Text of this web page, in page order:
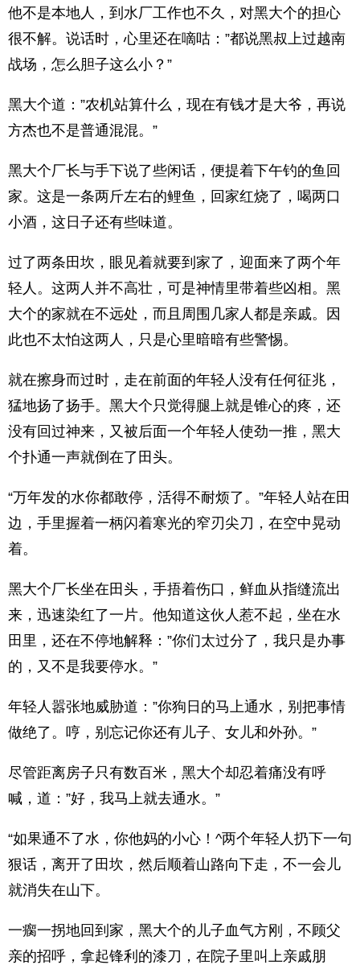
他不是本地人，到水厂工作也不久，对黑大个的担心
很不解。说话时，心里还在嘀咕：”都说黑叔上过越南
战场，怎么胆子这么小？”
黑大个道：”农机站算什么，现在有钱才是大爷，再说
方杰也不是普通混混。”
黑大个厂长与手下说了些闲话，便提着下午钓的鱼回
家。这是一条两斤左右的鲤鱼，回家红烧了，喝两口
小酒，这日子还有些味道。
过了两条田坎，眼见着就要到家了，迎面来了两个年
轻人。这两人并不高壮，可是神情里带着些凶相。黑
大个的家就在不远处，而且周围几家人都是亲戚。因
此也不太怕这两人，只是心里暗暗有些警惕。
就在擦身而过时，走在前面的年轻人没有任何征兆，
猛地扬了扬手。黑大个只觉得腿上就是锥心的疼，还
没有回过神来，又被后面一个年轻人使劲一推，黑大
个扑通一声就倒在了田头。
“万年发的水你都敢停，活得不耐烦了。”年轻人站在田
边，手里握着一柄闪着寒光的窄刃尖刀，在空中晃动
着。
黑大个厂长坐在田头，手捂着伤口，鲜血从指缝流出
来，迅速染红了一片。他知道这伙人惹不起，坐在水
田里，还在不停地解释：”你们太过分了，我只是办事
的，又不是我要停水。”
年轻人嚣张地威胁道：”你狗日的马上通水，别把事情
做绝了。哼，别忘记你还有儿子、女儿和外孙。”
尽管距离房子只有数百米，黑大个却忍着痛没有呼
喊，道：”好，我马上就去通水。”
“如果通不了水，你他妈的小心！^两个年轻人扔下一句
狠话，离开了田坎，然后顺着山路向下走，不一会儿
就消失在山下。
一瘸一拐地回到家，黑大个的儿子血气方刚，不顾父
亲的招呼，拿起锋利的漆刀，在院子里叫上亲戚朋